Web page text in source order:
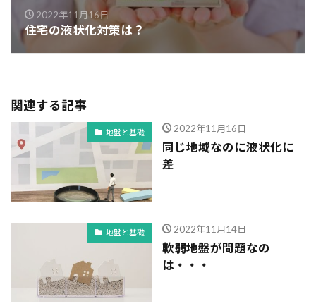
2022年11月16日
住宅の液状化対策は？
関連する記事
地盤と基礎 2022年11月16日
同じ地域なのに液状化に
差
地盤と基礎 2022年11月14日
軟弱地盤が問題なの
は・・・